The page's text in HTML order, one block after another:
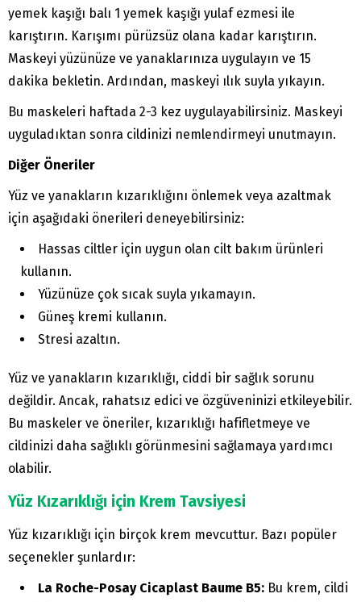
yemek kaşığı balı 1 yemek kaşığı yulaf ezmesi ile
karıştırın. Karışımı pürüzsüz olana kadar karıştırın.
Maskeyi yüzünüze ve yanaklarınıza uygulayın ve 15
dakika bekletin. Ardından, maskeyi ılık suyla yıkayın.
Bu maskeleri haftada 2-3 kez uygulayabilirsiniz. Maskeyi
uyguladıktan sonra cildinizi nemlendirmeyi unutmayın.
Diğer Öneriler
Yüz ve yanakların kızarıklığını önlemek veya azaltmak
için aşağıdaki önerileri deneyebilirsiniz:
Hassas ciltler için uygun olan cilt bakım ürünleri
kullanın.
Yüzünüze çok sıcak suyla yıkamayın.
Güneş kremi kullanın.
Stresi azaltın.
Yüz ve yanakların kızarıklığı, ciddi bir sağlık sorunu
değildir. Ancak, rahatsız edici ve özgüveninizi etkileyebilir.
Bu maskeler ve öneriler, kızarıklığı hafifletmeye ve
cildinizi daha sağlıklı görünmesini sağlamaya yardımcı
olabilir.
Yüz Kızarıklığı için Krem Tavsiyesi
Yüz kızarıklığı için birçok krem ​​mevcuttur. Bazı popüler
seçenekler şunlardır:
La Roche-Posay Cicaplast Baume B5: Bu krem, cildi